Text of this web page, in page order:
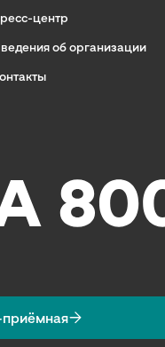
центр
об организации